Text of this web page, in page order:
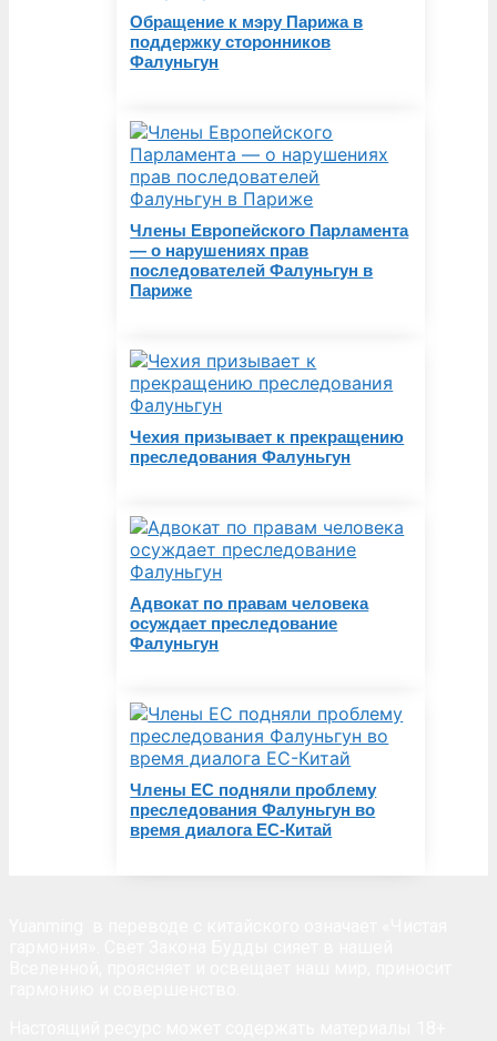
Обращение к мэру Парижа в
поддержку сторонников
Фалуньгун
Члены Европейского Парламента
— о нарушениях прав
последователей Фалуньгун в
Париже
Чехия призывает к прекращению
преследования Фалуньгун
Адвокат по правам человека
осуждает преследование
Фалуньгун
Члены ЕС подняли проблему
преследования Фалуньгун во
время диалога ЕС-Китай